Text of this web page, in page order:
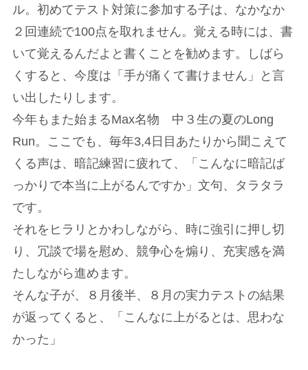
ル。初めてテスト対策に参加する子は、なかなか
２回連続で100点を取れません。覚える時には、書
いて覚えるんだよと書くことを勧めます。しばら
くすると、今度は「手が痛くて書けません」と言
い出したりします。
今年もまた始まるMax名物 中３生の夏のLong
Run。ここでも、毎年3,4日目あたりから聞こえて
くる声は、暗記練習に疲れて、「こんなに暗記ば
っかりで本当に上がるんですか」文句、タラタラ
です。
それをヒラリとかわしながら、時に強引に押し切
り、冗談で場を慰め、競争心を煽り、充実感を満
たしながら進めます。
そんな子が、８月後半、８月の実力テストの結果
が返ってくると、「こんなに上がるとは、思わな
かった」